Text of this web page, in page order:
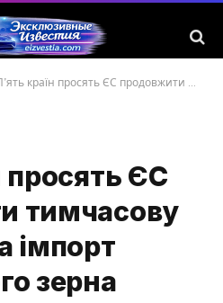
країн просять ЄС продовжити тимчасову заборону на імпорт українського зерна
просять ЄС
тимчасову
імпорт
зерна